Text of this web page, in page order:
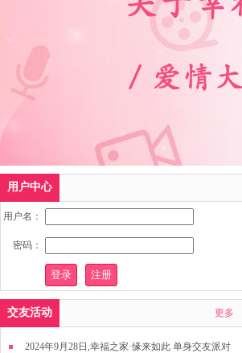
用户中心
用户名：
密码：
交友活动 更多
2024年9月28日,幸福之家·缘来如此 单身交友派对